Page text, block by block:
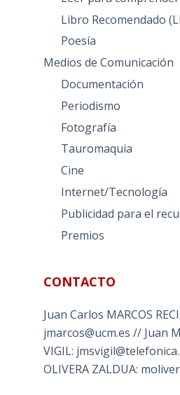
Libro Recomendado
Poesía
Medios de Comunicación
Documentación
Periodismo
Fotografía
Tauromaquia
Cine
Internet/Tecnología
Publicidad para el
Premios
CONTACTO
Juan Carlos MARCOS
jmarcos@ucm.es // Juan
VIGIL:
OLIVERA ZALDUA: